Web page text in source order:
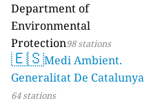
Department of
Environmental
Protection98 stations
🇪🇸Medi Ambient.
Generalitat De Catalunya
64 stations